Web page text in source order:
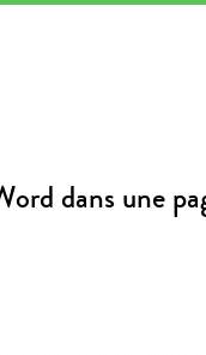
dans une